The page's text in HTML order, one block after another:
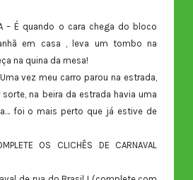
– É quando o cara chega do bloco
em casa , leva um tombo na
na quina da mesa!
Uma vez meu carro parou na estrada,
sorte, na beira da estrada havia uma
foi o mais perto que já estive de
OS CLICHÊS DE CARNAVAL